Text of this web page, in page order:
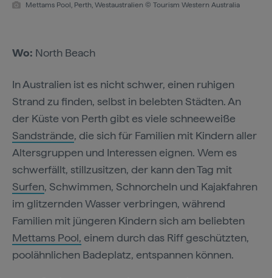
Mettams Pool, Perth, Westaustralien © Tourism Western Australia
Wo: North Beach
In Australien ist es nicht schwer, einen ruhigen
Strand zu finden, selbst in belebten Städten. An
der Küste von Perth gibt es viele schneeweiße
Sandstrände, die sich für Familien mit Kindern aller
Altersgruppen und Interessen eignen. Wem es
schwerfällt, stillzusitzen, der kann den Tag mit
Surfen, Schwimmen, Schnorcheln und Kajakfahren
im glitzernden Wasser verbringen, während
Familien mit jüngeren Kindern sich am beliebten
Mettams Pool, einem durch das Riff geschützten,
poolähnlichen Badeplatz, entspannen können.